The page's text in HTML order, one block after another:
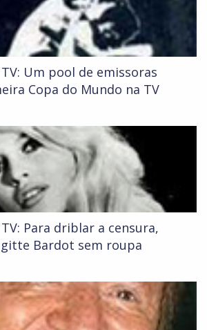
Um pool de emissoras
Copa do Mundo na TV
Para driblar a censura,
Bardot sem roupa